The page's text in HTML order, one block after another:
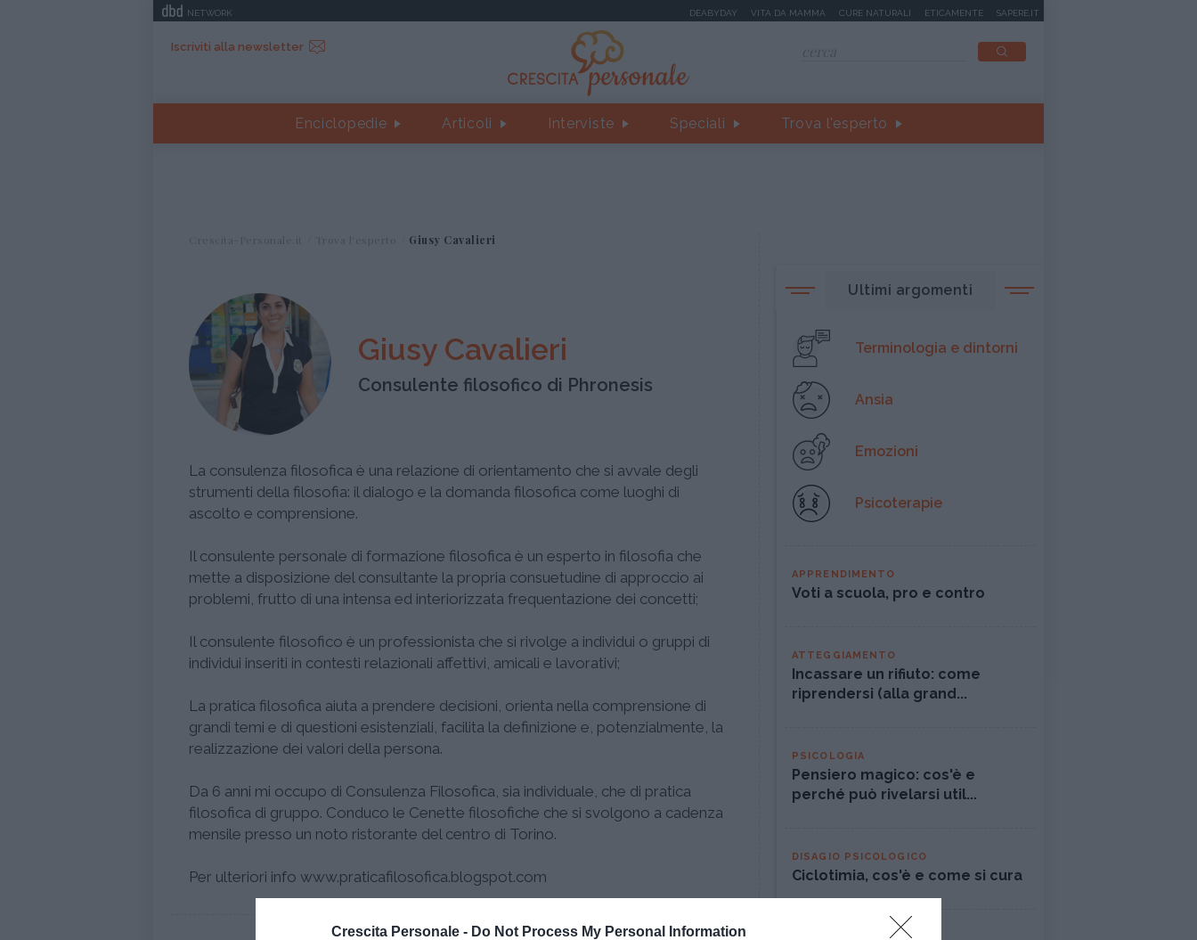
Crescita Personale - Do Not Process My Personal Information
NETWORK DEABYDAY VITA DA MAMMA CURE NATURALI ETICAMENTE SAPERE.IT
Iscriviti alla newsletter
Enciclopedie Articoli Interviste Speciali Trova l'esperto
Giusy Cavalieri
Giusy Cavalieri
Consulente filosofico di Phronesis
La consulenza filosofica è una relazione di orientamento che si avvale degli
strumenti della filosofia: il dialogo e la domanda filosofica come luoghi di
ascolto e comprensione.
Il consulente personale di formazione filosofica è un esperto in filosofia che
mette a disposizione del consultante la propria consuetudine di approccio ai
problemi, frutto di una intensa ed interiorizzata frequentazione dei concetti;
Il consulente filosofico è un professionista che si rivolge a individui o gruppi di
individui inseriti in contesti relazionali affettivi, amicali e lavorativi;
La pratica filosofica aiuta a prendere decisioni, orienta nella comprensione di
grandi temi e di questioni esistenziali, facilita la definizione e, potenzialmente, la
realizzazione dei valori della persona.
Da 6 anni mi occupo di Consulenza Filosofica, sia individuale, che di pratica
filosofica di gruppo. Conduco le Cenette filosofiche che si svolgono a cadenza
mensile presso un noto ristorante del centro di Torino.
Per ulteriori info www.praticafilosofica.blogspot.com
Ultimi argomenti
Terminologia e dintorni
Ansia
Emozioni
Psicoterapie
APPRENDIMENTO
Voti a scuola, pro e contro
ATTEGGIAMENTO
Incassare un rifiuto: come
riprendersi (alla grand...
PSICOLOGIA
Pensiero magico: cos'è e
perché può rivelarsi util...
DISAGIO PSICOLOGICO
Ciclotimia, cos'è e come si cura